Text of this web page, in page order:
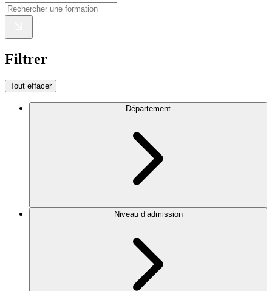
Filtrer
Tout effacer
Département
Niveau d’admission